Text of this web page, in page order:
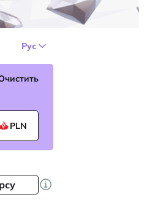
Рус
PLN